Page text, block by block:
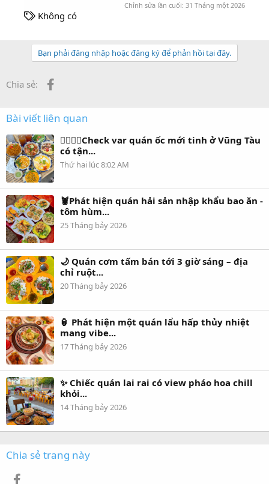
Chỉnh sửa lần cuối: 31 Tháng một 2026
T
Không có
Bạn phải đăng nhập hoặc đăng ký để phản hồi tại đây.
Chia sẻ:
Bài viết liên quan
👇🏻👇🏻Check var quán ốc mới tinh ở Vũng Tàu
có tận...
Thứ hai lúc 8:02 AM
🦞Phát hiện quán hải sản nhập khẩu bao ăn -
tôm hùm...
25 Tháng bảy 2026
🌙 Quán cơm tấm bán tới 3 giờ sáng – địa
chỉ ruột...
20 Tháng bảy 2026
🏮 Phát hiện một quán lẩu hấp thủy nhiệt
mang vibe...
17 Tháng bảy 2026
✨ Chiếc quán lai rai có view pháo hoa chill
khỏi...
14 Tháng bảy 2026
Chia sẻ trang này